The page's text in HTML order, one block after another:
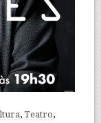
, Teatro,